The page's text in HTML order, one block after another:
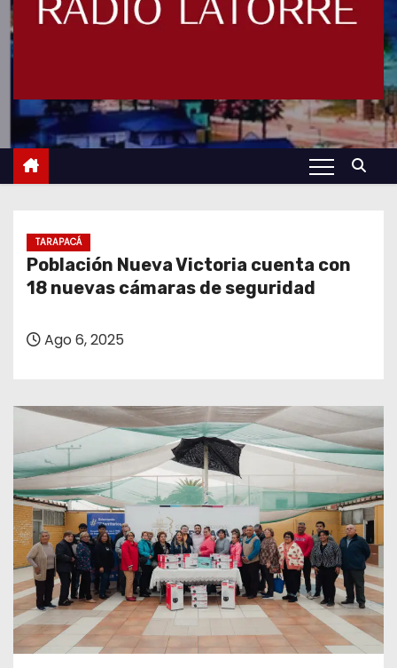
TARAPACÁ
Población Nueva Victoria cuenta con
18 nuevas cámaras de seguridad
Ago 6, 2025